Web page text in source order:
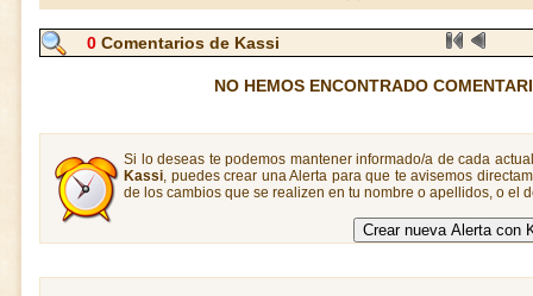
0 Comentarios de Kassi
NO HEMOS ENCONTRADO
Si lo deseas te podemos mantener informado/a de cada
Kassi, puedes crear una Alerta para que te avisemos
de los cambios que se realizen en tu nombre o apellidos, o el